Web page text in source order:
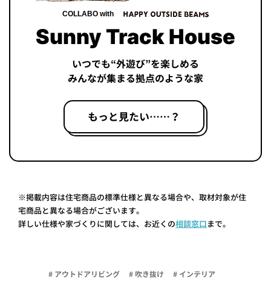
COLLABO with
Sunny Track House
いつでも“外遊び”を楽しめる
みんなが集まる拠点のような家
もっと見たい……？
※掲載内容は住宅商品の標準仕様と異なる場合や、取材対象が住
宅商品と異なる場合がございます。
詳しい仕様や家づくりに関しては、お近くの相談窓口まで。
# アウトドアリビング # 吹き抜け # インテリア